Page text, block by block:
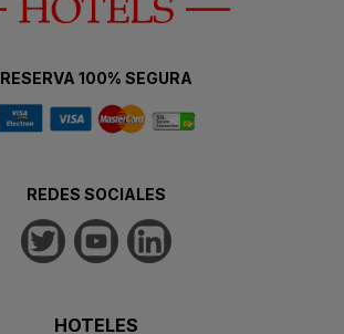
RESERVA 100% SEGURA
REDES SOCIALES
HOTELES